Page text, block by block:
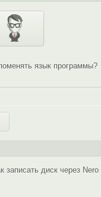
язык программы?
диск через Nero